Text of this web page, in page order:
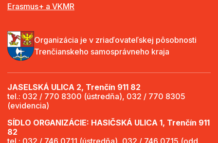
Erasmus+ a VKMR
Organizácia je v zriaďovateľskej pôsobnosti
Trenčianskeho samosprávneho kraja
JASELSKÁ ULICA 2, Trenčín 911 82
tel.: 032 / 770 8300 (ústredňa), 032 / 770 8305
(evidencia)
SÍDLO ORGANIZÁCIE: HASIČSKÁ ULICA 1, Trenčín 911
82
tel.: 032 / 746 0711 (ústredňa), 032 / 746 0715 (odd.